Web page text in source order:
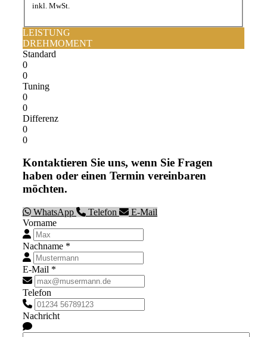
inkl. MwSt.
LEISTUNG
DREHMOMENT
Standard
0
0
Tuning
0
0
Differenz
0
0
Kontaktieren Sie uns, wenn Sie Fragen
haben oder einen Termin vereinbaren
möchten.
WhatsApp Telefon
E-Mail
Vorname
Nachname *
E-Mail *
Telefon
Nachricht